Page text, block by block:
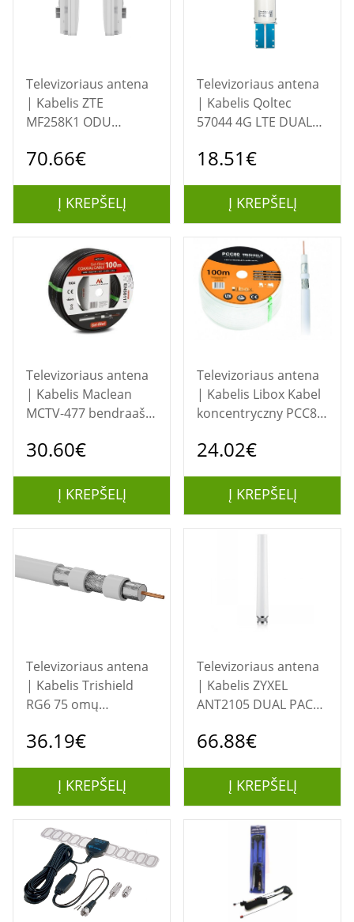
Televizoriaus antena
| Kabelis ZTE
MF258K1 ODU
įrenginys Korinio
maršrutizatorius
70.66€
Į KREPŠELĮ
Televizoriaus antena
| Kabelis Qoltec
57044 4G LTE DUAL
įvairiakryptis | lauke
18.51€
Į KREPŠELĮ
Televizoriaus antena
| Kabelis Maclean
MCTV-477 bendraašis
30.60€
Į KREPŠELĮ
Televizoriaus antena
| Kabelis Libox Kabel
koncentryczny PCC80
kabelis RG-6/U Balta
24.02€
Į KREPŠELĮ
Televizoriaus antena
| Kabelis Trishield
RG6 75 omų
36.19€
Į KREPŠELĮ
Televizoriaus antena
| Kabelis ZYXEL
ANT2105 DUAL PACK -
(2Y WARRANTY)
66.88€
Į KREPŠELĮ